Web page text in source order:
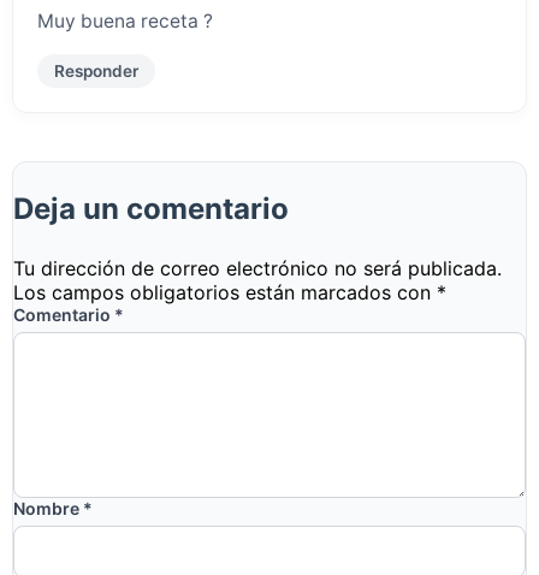
Muy buena receta ?
Responder
Deja un comentario
Tu dirección de correo electrónico no será publicada.
Los campos obligatorios están marcados con *
Comentario *
Nombre *